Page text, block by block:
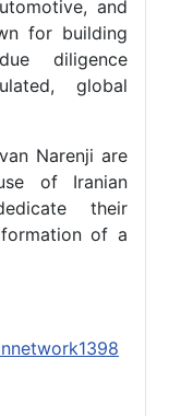
automotive, and
for building
due diligence
global
Narenji are
of Iranian
dedicate their
formation of a